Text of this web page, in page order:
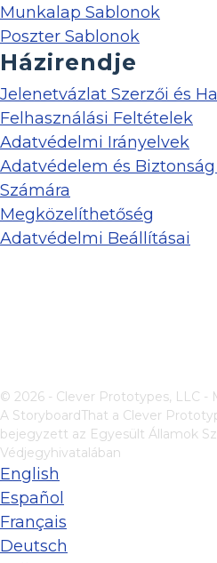
Munkalap Sablonok
Poszter Sablonok
Házirendje
Jelenetvázlat Szerzői és
Felhasználási Feltételek
Adatvédelmi Irányelvek
Adatvédelem és
Számára
Megközelíthetőség
Adatvédelmi Beállításai
© 2026 - Clever Prototypes, LLC -
A StoryboardThat a Clever
bejegyzett az Egyesült Államok
Védjegyhivatalában
English
Español
Français
Deutsch